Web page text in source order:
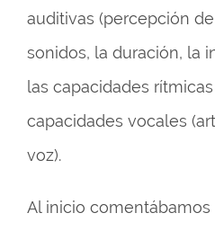
auditivas (percepción
sonidos, la duración, la
las capacidades
capacidades vocales
voz).
Al inicio comentábamos